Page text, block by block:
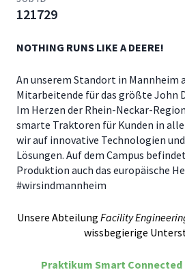
121729
NOTHING RUNS LIKE A DEERE!
An unserem Standort in Mannheim
Mitarbeitende für das größte John
Im Herzen der Rhein-Neckar-
smarte Traktoren für Kunden in
wir auf innovative Technologien
Lösungen. Auf dem Campus
Produktion auch das europäische
#wirsindmannheim
Unsere Abteilung Facility
wissbegierige
Praktikum Smart